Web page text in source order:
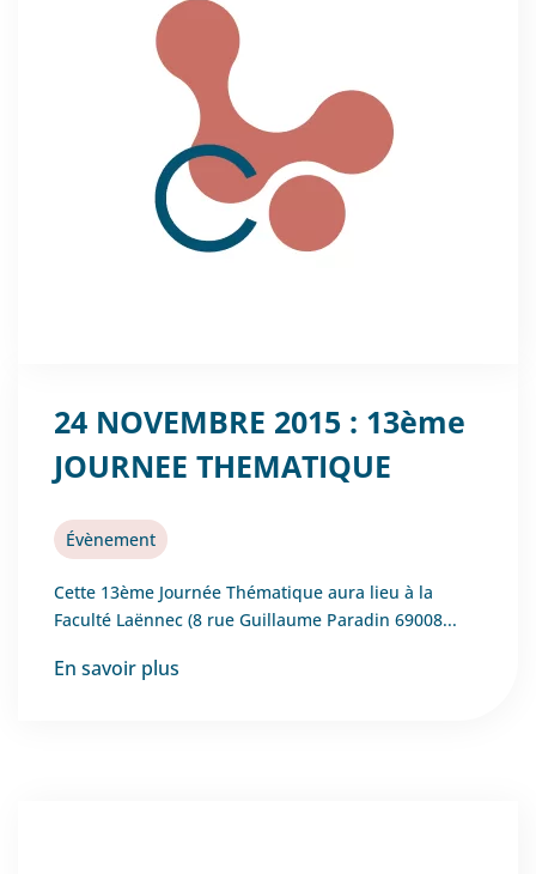
24 NOVEMBRE 2015 : 13ème
JOURNEE THEMATIQUE
Évènement
Cette 13ème Journée Thématique aura lieu à la
Faculté Laënnec (8 rue Guillaume Paradin 69008...
En savoir plus